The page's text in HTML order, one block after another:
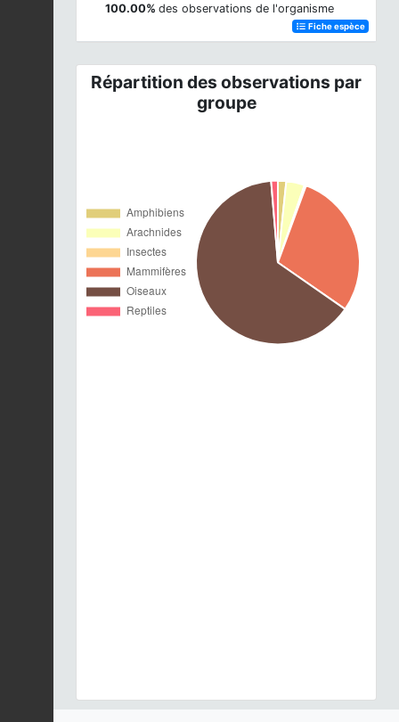
100.00% des observations de l'organisme
Fiche espèce
Répartition des observations par
groupe